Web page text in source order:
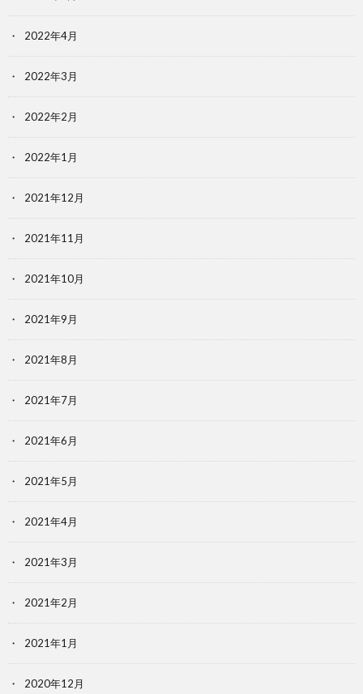
2022年4月
2022年3月
2022年2月
2022年1月
2021年12月
2021年11月
2021年10月
2021年9月
2021年8月
2021年7月
2021年6月
2021年5月
2021年4月
2021年3月
2021年2月
2021年1月
2020年12月